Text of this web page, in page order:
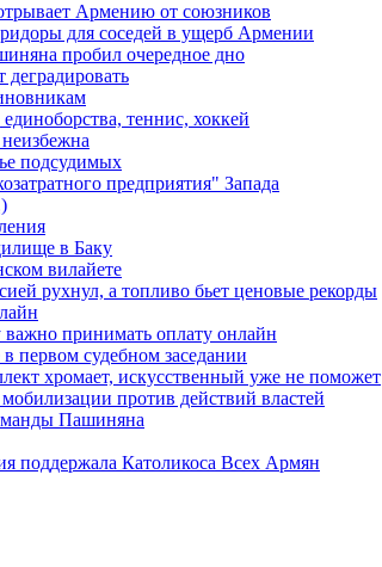
Армению от союзников
для соседей в ущерб Армении
пробил очередное дно
теннис, хоккей
подсудимых
предприятия" Запада
в Баку
вилайете
рухнул, а топливо бьет ценовые рекорды
принимать оплату онлайн
первом судебном заседании
хромает, искусственный уже не поможет
против действий властей
Пашиняна
поддержала Католикоса Всех Армян